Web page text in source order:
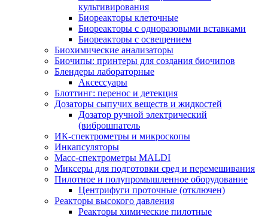
культивирования
Биореакторы клеточные
Биореакторы с одноразовыми вставками
Биореакторы с освещением
Биохимические анализаторы
Биочипы: принтеры для создания биочипов
Блендеры лабораторные
Аксессуары
Блоттинг: перенос и детекция
Дозаторы сыпучих веществ и жидкостей
Дозатор ручной электрический
(виброшпатель
ИК-спектрометры и микроскопы
Инкапсуляторы
Масс-спектрометры MALDI
Миксеры для подготовки сред и перемешивания
Пилотное и полупромышленное оборудование
Центрифуги проточные (отключен)
Реакторы высокого давления
Реакторы химические пилотные